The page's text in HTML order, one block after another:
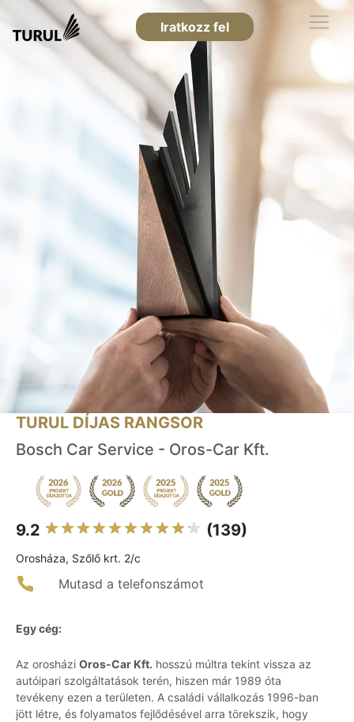
Iratkozz fel
TURUL DÍJAS RANGSOR
Bosch Car Service - Oros-Car Kft.
9.2 (139)
Orosháza, Szőlő krt. 2/c
Mutasd a telefonszámot
Egy cég:
Az orosházi Oros-Car Kft. hosszú múltra tekint vissza az
autóipari szolgáltatások terén, hiszen már 1989 óta
tevékeny ezen a területen. A családi vállalkozás 1996-ban
jött létre, és folyamatos fejlődésével arra törekszik, hogy